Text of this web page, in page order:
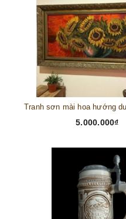
5.000.000₫